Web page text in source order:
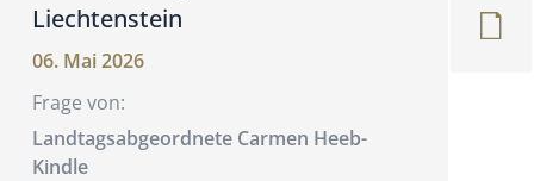
Liechtenstein
06. Mai 2026
Frage von:
Landtagsabgeordnete Carmen Heeb-
Kindle